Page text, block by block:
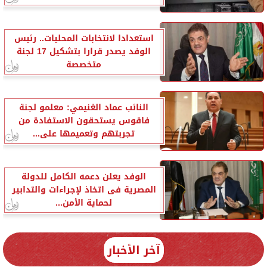
استعدادا لانتخابات المحليات.. رئيس
الوفد يصدر قرارا بتشكيل 17 لجنة
متخصصة
النائب عماد الغنيمي: معلمو لجنة
فاقوس يستحقون الاستفادة من
تجربتهم وتعميمها على...
الوفد يعلن دعمه الكامل للدولة
المصرية فى اتخاذ لإجراءات والتدابير
لحماية الأمن...
آخر الأخبار